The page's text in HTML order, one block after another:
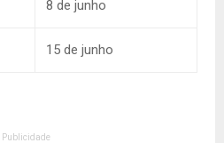
8 de junho
15 de junho
Publicidade